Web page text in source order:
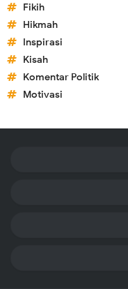
Fikih
Hikmah
Inspirasi
Kisah
Komentar Politik
Motivasi